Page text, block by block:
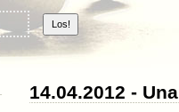
14.04.2012 -